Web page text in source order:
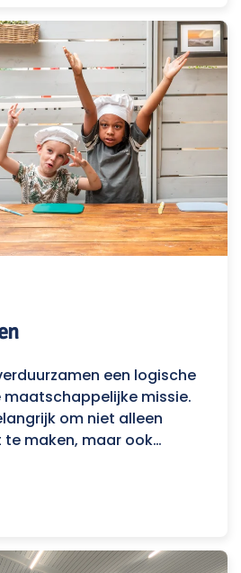
een logische
missie.
om niet alleen
maken, maar ook…